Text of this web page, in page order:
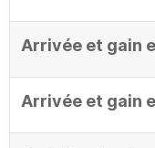
Arrivée et gain
Arrivée et gain